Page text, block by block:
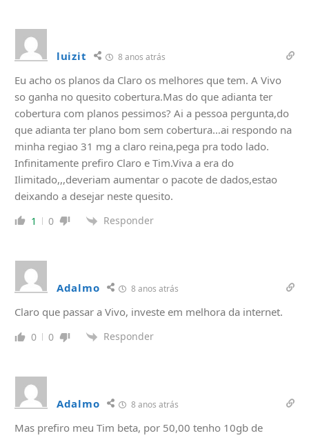
luizit 8 anos atrás
Eu acho os planos da Claro os melhores que tem. A Vivo
so ganha no quesito cobertura.Mas do que adianta ter
cobertura com planos pessimos? Ai a pessoa pergunta,do
que adianta ter plano bom sem cobertura…ai respondo na
minha regiao 31 mg a claro reina,pega pra todo lado.
Infinitamente prefiro Claro e Tim.Viva a era do
Ilimitado,,,deveriam aumentar o pacote de dados,estao
deixando a desejar neste quesito.
1 0 Responder
Adalmo 8 anos atrás
Claro que passar a Vivo, investe em melhora da internet.
0 0 Responder
Adalmo 8 anos atrás
Mas prefiro meu Tim beta, por 50,00 tenho 10gb de